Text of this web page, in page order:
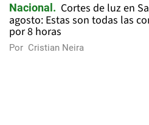
Nacional
Cortes de luz en
agosto: Estas son todas las
por 8 horas
Por Cristian Neira